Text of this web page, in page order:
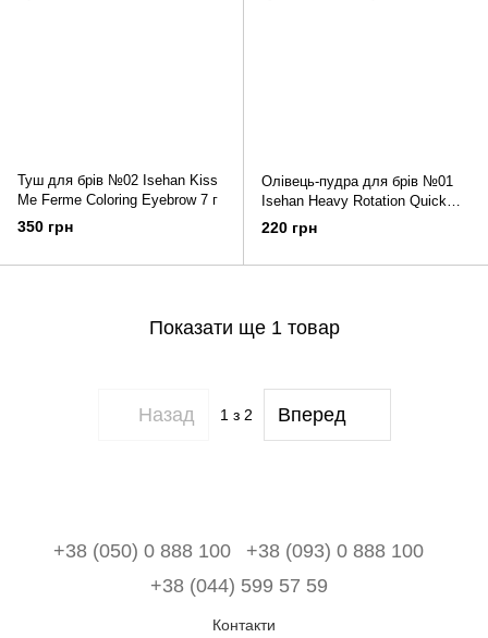
Туш для брів №02 Isehan Kiss
Me Ferme Coloring Eyebrow 7 г
350 грн
Олівець-пудра для брів №01
Isehan Heavy Rotation Quick
Powder Eyebrow 0,4 г
220 грн
Показати ще 1 товар
Назад 1з 2 Вперед
+38 (050) 0 888 100
+38 (093) 0 888 100
+38 (044) 599 57 59
Контакти